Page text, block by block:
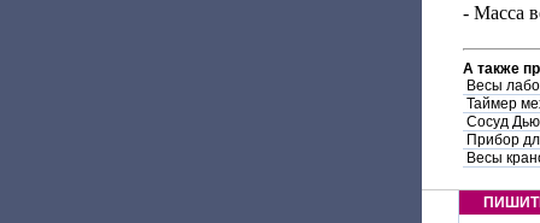
- Масса
А также
Весы
Таймер
Сосуд
Прибор
Весы